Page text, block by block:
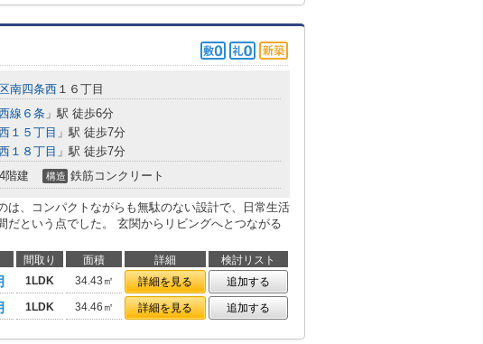
南四条西 １６丁目
線６条 」駅 徒歩6分
１５丁目 」駅 徒歩7分
１８丁目 」駅 徒歩7分
4階建 構造 鉄筋コンクリート
は、コンパクトながらも無駄のない設計で、日常生活
だという点でした。 玄関からリビングへとつながる
間取り 面積 詳細
検討リスト
1LDK 34.43㎡ 詳細を見る
追加する
1LDK 34.46㎡ 詳細を見る 追加する